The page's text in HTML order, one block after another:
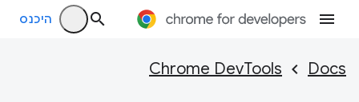
היכנס
Docs
Chrome DevTools